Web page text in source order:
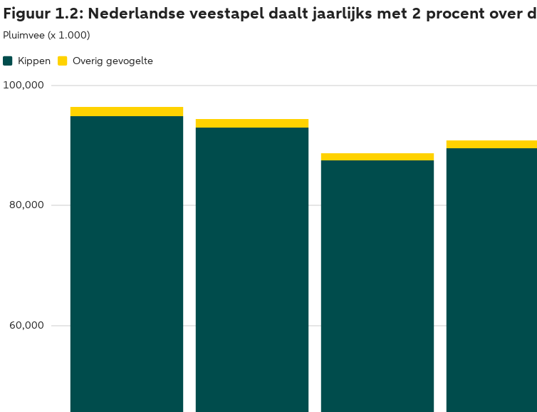
Figuur 1.2: Nederlandse veestapel daalt jaarlijks met 2 procent over
Pluimvee (x 1.000)
Kippen Overig gevogelte
60,000
80,000
100,000